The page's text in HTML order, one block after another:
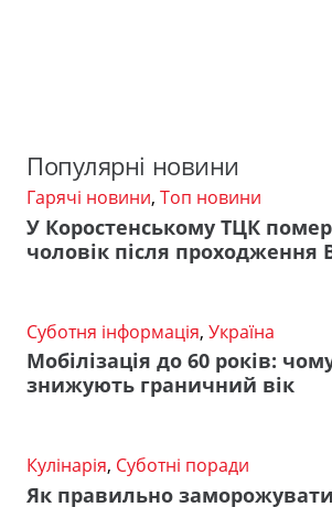
Популярні новини
Гарячі новини, Топ новини
У Коростенському ТЦК
чоловік після проходження
Суботня інформація, Україна
Мобілізація до 60 років:
знижують граничний вік
Кулінарія, Суботні поради
Як правильно